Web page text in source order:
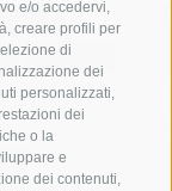
e/o accedervi,
creare profili per
di
dei
personalizzati,
dei
o la
e
dei contenuti,
arresto
carabinieri